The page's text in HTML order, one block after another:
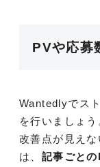
PVや応募
Wantedlyでス
を行いましょ
改善点が見え
は、 記事ごと